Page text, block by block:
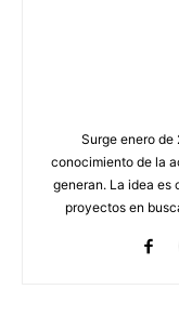
Surge enero
conocimiento de la
generan. La idea es
proyectos en